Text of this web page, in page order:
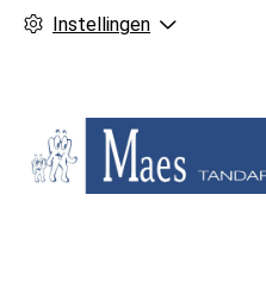
Instellingen